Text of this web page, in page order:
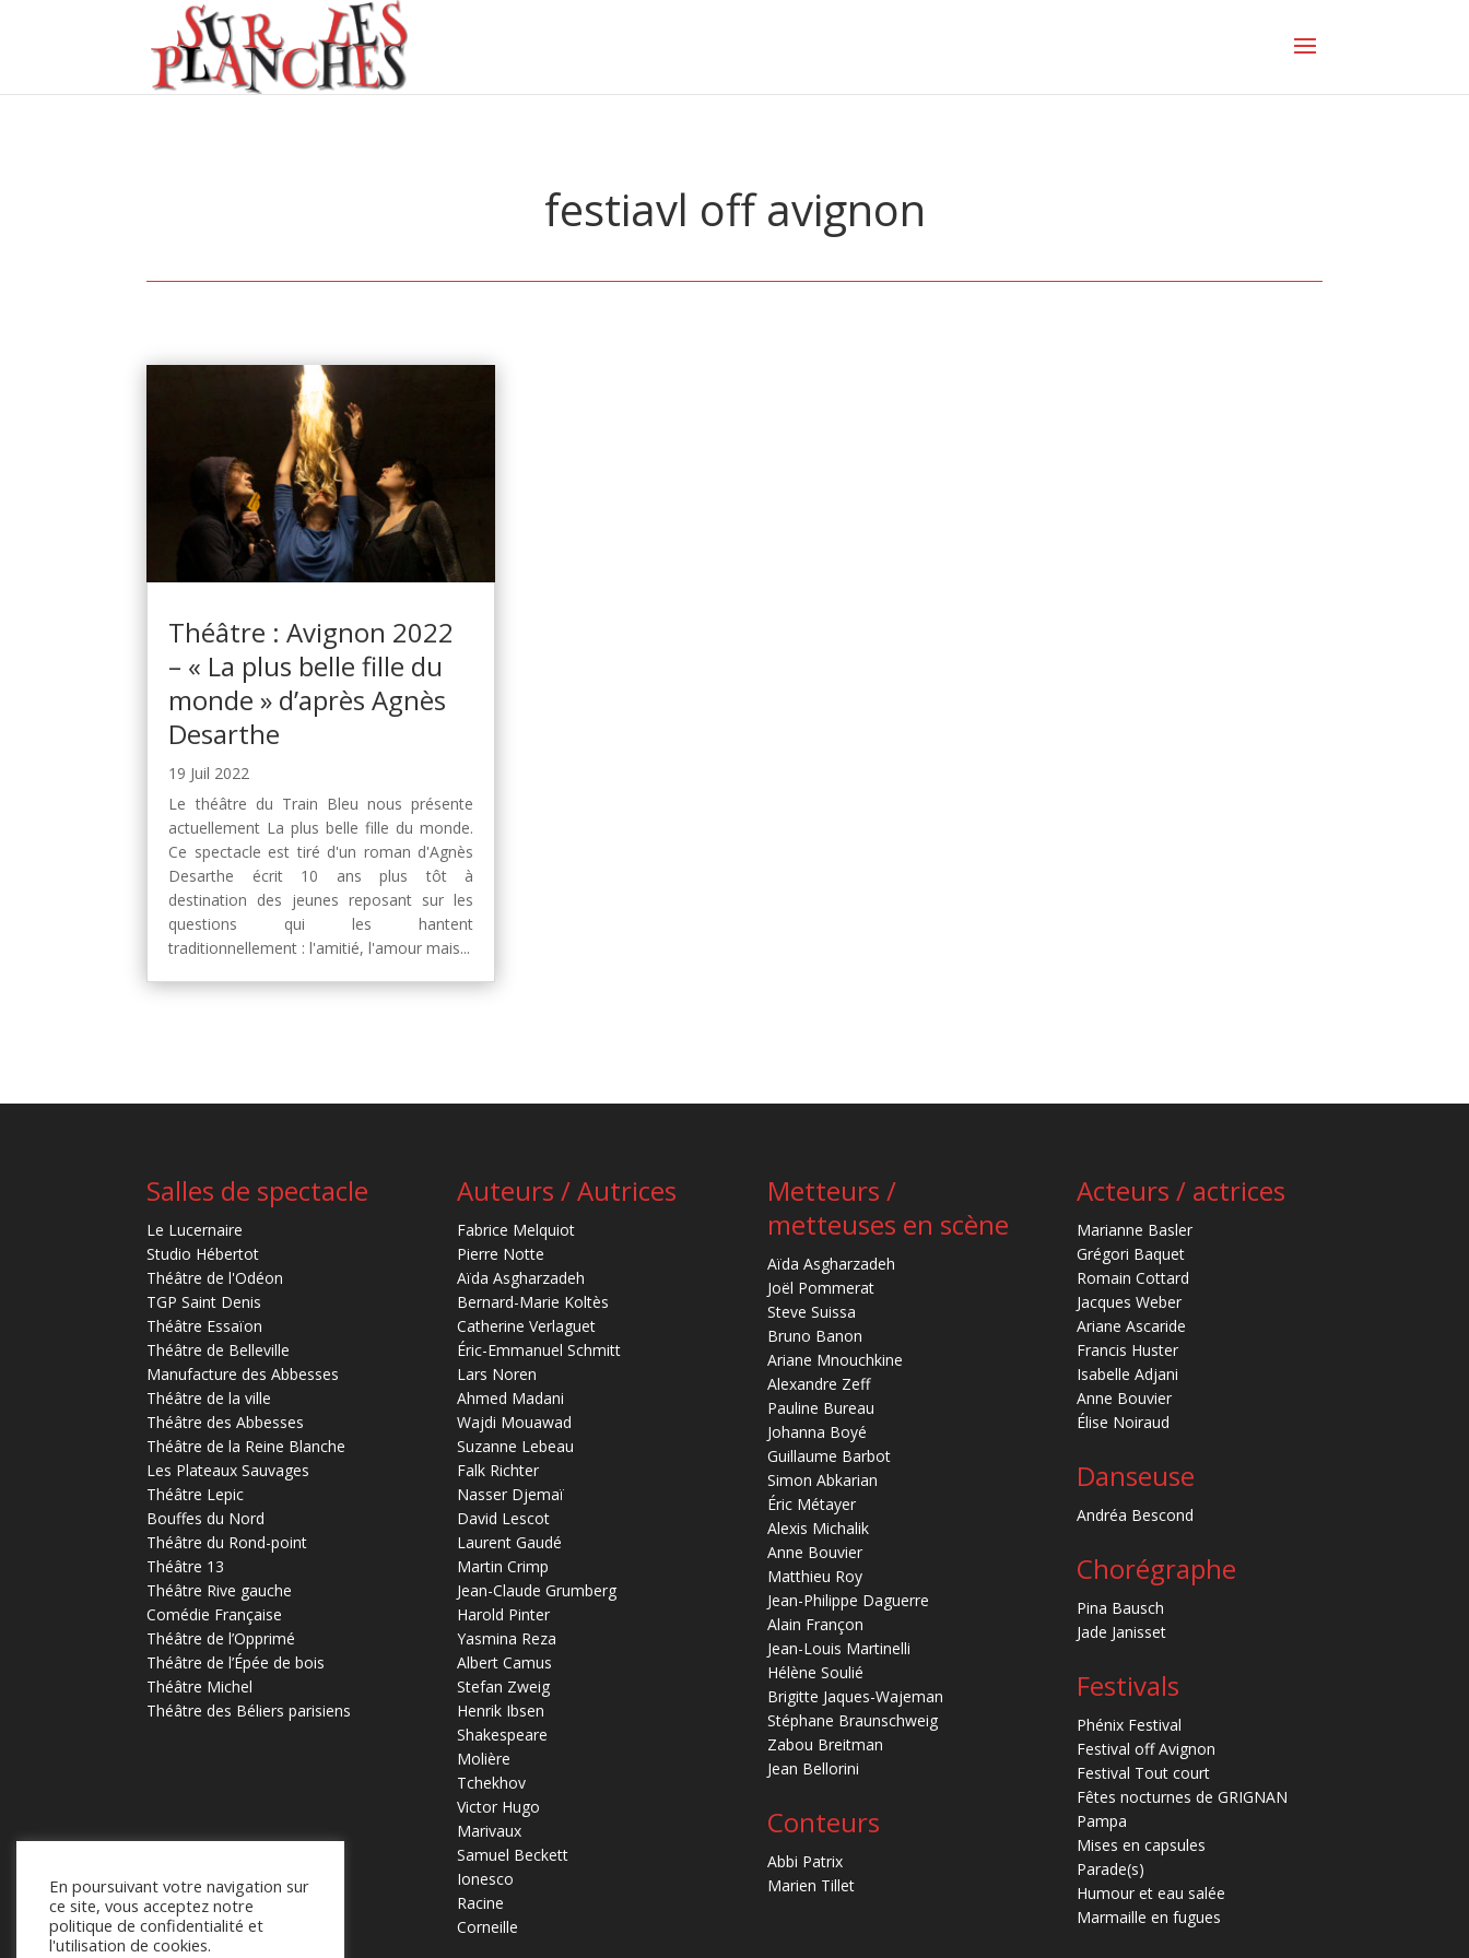
festiavl off avignon
Théâtre : Avignon 2022
– « La plus belle fille du
monde » d’après Agnès
Desarthe
19 Juil 2022
Le théâtre du Train Bleu nous présente
actuellement La plus belle fille du monde.
Ce spectacle est tiré d'un roman d'Agnès
Desarthe écrit 10 ans plus tôt à
destination des jeunes reposant sur les
questions qui les hantent
traditionnellement : l'amitié, l'amour mais...
Salles de spectacle
Le Lucernaire
Studio Hébertot
Théâtre de l'Odéon
TGP Saint Denis
Théâtre Essaïon
Théâtre de Belleville
Manufacture des Abbesses
Théâtre de la ville
Théâtre des Abbesses
Théâtre de la Reine Blanche
Les Plateaux Sauvages
Théâtre Lepic
Bouffes du Nord
Théâtre du Rond-point
Théâtre 13
Théâtre Rive gauche
Comédie Française
Théâtre de l’Opprimé
Théâtre de l’Épée de bois
Théâtre Michel
Théâtre des Béliers parisiens
Auteurs / Autrices
Fabrice Melquiot
Pierre Notte
Aïda Asgharzadeh
Bernard-Marie Koltès
Catherine Verlaguet
Éric-Emmanuel Schmitt
Lars Noren
Ahmed Madani
Wajdi Mouawad
Suzanne Lebeau
Falk Richter
Nasser Djemaï
David Lescot
Laurent Gaudé
Martin Crimp
Jean-Claude Grumberg
Harold Pinter
Yasmina Reza
Albert Camus
Stefan Zweig
Henrik Ibsen
Shakespeare
Molière
Tchekhov
Victor Hugo
Marivaux
Samuel Beckett
Ionesco
Racine
Corneille
Metteurs /
metteuses en scène
Aïda Asgharzadeh
Joël Pommerat
Steve Suissa
Bruno Banon
Ariane Mnouchkine
Alexandre Zeff
Pauline Bureau
Johanna Boyé
Guillaume Barbot
Simon Abkarian
Éric Métayer
Alexis Michalik
Anne Bouvier
Matthieu Roy
Jean-Philippe Daguerre
Alain Françon
Jean-Louis Martinelli
Hélène Soulié
Brigitte Jaques-Wajeman
Stéphane Braunschweig
Zabou Breitman
Jean Bellorini
Conteurs
Abbi Patrix
Marien Tillet
Acteurs / actrices
Marianne Basler
Grégori Baquet
Romain Cottard
Jacques Weber
Ariane Ascaride
Francis Huster
Isabelle Adjani
Anne Bouvier
Élise Noiraud
Danseuse
Andréa Bescond
Chorégraphe
Pina Bausch
Jade Janisset
Festivals
Phénix Festival
Festival off Avignon
Festival Tout court
Fêtes nocturnes de GRIGNAN
Pampa
Mises en capsules
Parade(s)
Humour et eau salée
Marmaille en fugues
En poursuivant votre navigation sur
ce site, vous acceptez notre
politique de confidentialité et
l'utilisation de cookies.